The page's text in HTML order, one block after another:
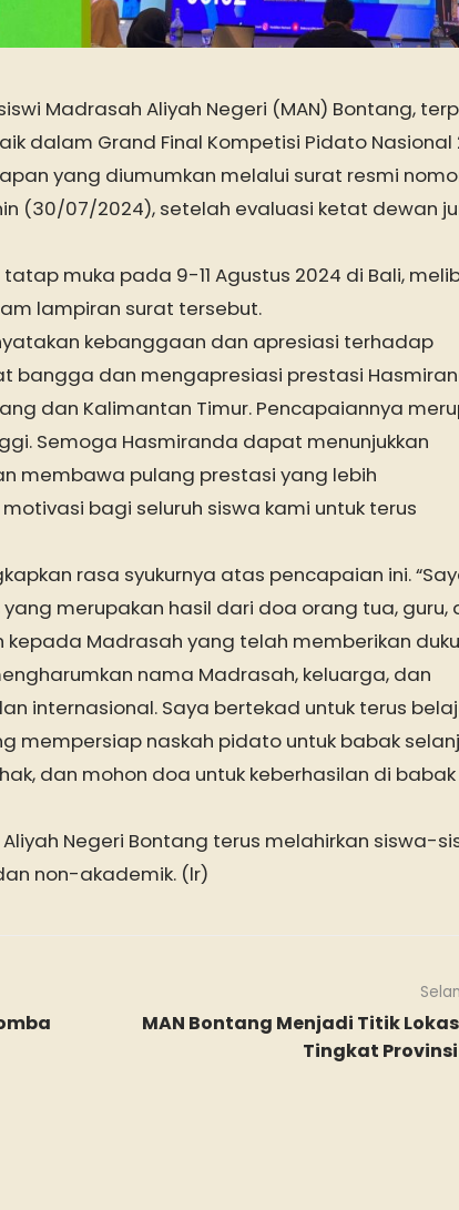
Madrasah Aliyah Negeri (MAN) Bontang,
dalam Grand Final Kompetisi Pidato Nasional
yang diumumkan melalui surat resmi
(30/07/2024), setelah evaluasi ketat dewan
muka pada 9-11 Agustus 2024 di Bali,
lampiran surat tersebut.
kebanggaan dan apresiasi terhadap
bangga dan mengapresiasi prestasi
dan Kalimantan Timur. Pencapaiannya
Semoga Hasmiranda dapat menunjukkan
membawa pulang prestasi yang lebih
bagi seluruh siswa kami untuk terus
rasa syukurnya atas pencapaian ini.
merupakan hasil dari doa orang tua, guru,
Madrasah yang telah memberikan
nama Madrasah, keluarga, dan
internasional. Saya bertekad untuk terus
mempersiap naskah pidato untuk babak
dan mohon doa untuk keberhasilan di babak
Negeri Bontang terus melahirkan siswa-
non-akademik. (lr)
MAN Bontang Menjadi Titik
Tingkat